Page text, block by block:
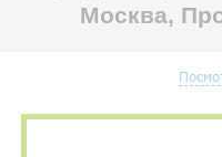
Москва,